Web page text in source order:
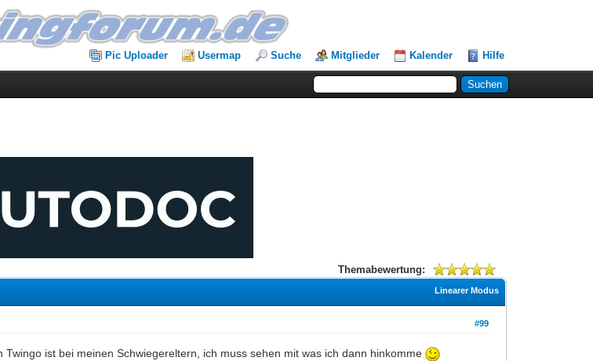
Pic Uploader Usermap Suche Mitglieder Kalender Hilfe
Themabewertung:
Linearer Modus
#99
Twingo ist bei meinen Schwiegereltern, ich muss sehen mit was ich dann hinkomme